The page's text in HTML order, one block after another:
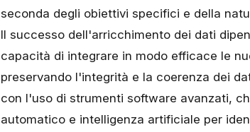
seconda degli obiettivi specifici e della
Il successo dell'arricchimento dei dati
capacità di integrare in modo efficace le
preservando l'integrità e la coerenza dei
con l'uso di strumenti software avanzati,
automatico e intelligenza artificiale per